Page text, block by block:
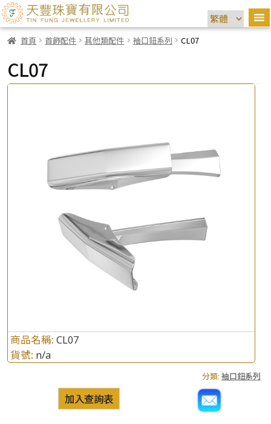
首頁 首飾配件 其他類配件 袖口鈕系列 CL07
CL07
商品名稱: CL07
貨號: n/a
分類: 袖口鈕系列
加入查詢表